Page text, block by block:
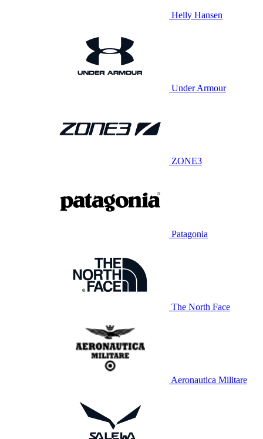
Helly Hansen
Under Armour
ZONE3
Patagonia
The North Face
Aeronautica Militare